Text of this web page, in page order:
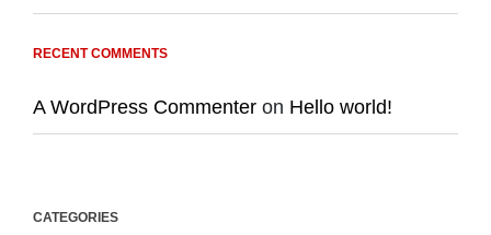
RECENT COMMENTS
A WordPress Commenter on Hello world!
CATEGORIES